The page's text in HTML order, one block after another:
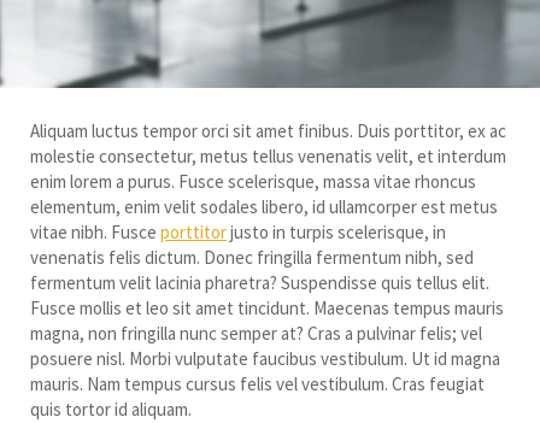
Aliquam luctus tempor orci sit amet finibus. Duis porttitor, ex ac
molestie consectetur, metus tellus venenatis velit, et interdum
enim lorem a purus. Fusce scelerisque, massa vitae rhoncus
elementum, enim velit sodales libero, id ullamcorper est metus
vitae nibh. Fusce porttitorjusto in turpis scelerisque, in
venenatis felis dictum. Donec fringilla fermentum nibh, sed
fermentum velit lacinia pharetra? Suspendisse quis tellus elit.
Fusce mollis et leo sit amet tincidunt. Maecenas tempus mauris
magna, non fringilla nunc semper at? Cras a pulvinar felis; vel
posuere nisl. Morbi vulputate faucibus vestibulum. Ut id magna
mauris. Nam tempus cursus felis vel vestibulum. Cras feugiat
quis tortor id aliquam.